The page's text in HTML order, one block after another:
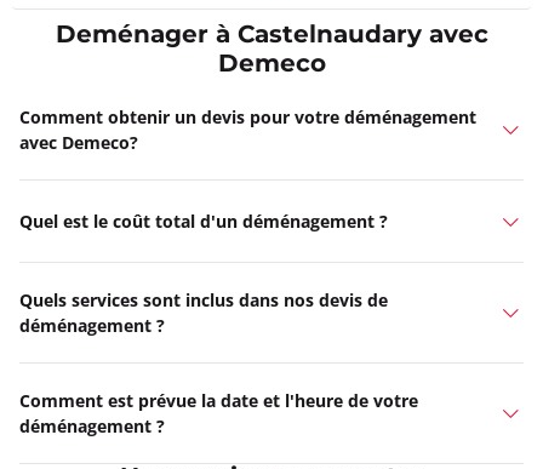
Deménager à Castelnaudary avec
Demeco
Comment obtenir un devis pour votre déménagement
avec Demeco?
Quel est le coût total d'un déménagement ?
Quels services sont inclus dans nos devis de
déménagement ?
Comment est prévue la date et l'heure de votre
déménagement ?